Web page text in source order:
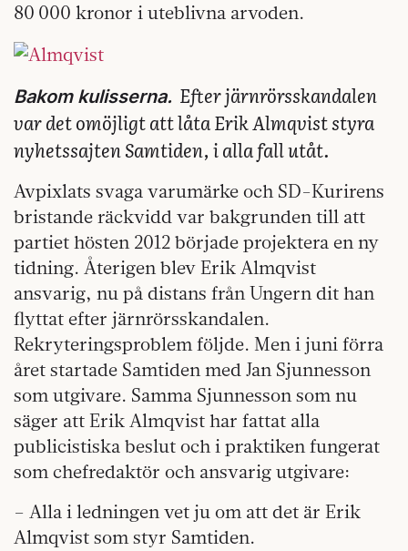
80 000 kronor i uteblivna arvoden.
Bakom kulisserna. Efter järnrörsskandalen
var det omöjligt att låta Erik Almqvist styra
nyhetssajten Samtiden, i alla fall utåt.
Avpixlats svaga varumärke och SD-Kurirens
bristande räckvidd var bakgrunden till att
partiet hösten 2012 började projektera en ny
tidning. Återigen blev Erik Almqvist
ansvarig, nu på distans från Ungern dit han
flyttat efter järnrörsskandalen.
Rekryteringsproblem följde. Men i juni förra
året startade Samtiden med Jan Sjunnesson
som utgivare. Samma Sjunnesson som nu
säger att Erik Almqvist har fattat alla
publicistiska beslut och i praktiken fungerat
som chefredaktör och ansvarig utgivare:
– Alla i ledningen vet ju om att det är Erik
Almqvist som styr Samtiden.